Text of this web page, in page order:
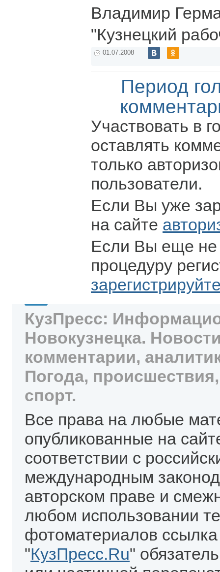
Владимир
"Кузнецкий
01.07.2008
Период
Участвовать в
оставлять
только
пользователи.
Если Вы уже
на сайте
Если Вы еще не
процедуру
КузПресс:
Новокузнецка.
комментарии,
Погода,
спорт.
Все права на любые
опубликованные на
соответствии с
международным
авторском праве и
любом использовании
фотоматериалов
"КузПресс.Ru"